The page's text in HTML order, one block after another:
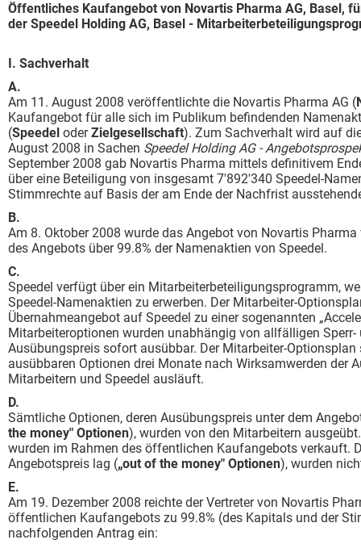
Öffentliches Kaufangebot von Novartis Pharma AG, Basel,
der Speedel Holding AG, Basel -
I. Sachverhalt
Am 11. August 2008 veröffentlichte die Novartis Pharma AG (
Kaufangebot für alle sich im Publikum befindenden
(Speedel oderZielgesellschaft). Zum Sachverhalt wird auf
August 2008 in Sachen Speedel Holding AG -
September 2008 gab Novartis Pharma mittels definitivem
über eine Beteiligung von insgesamt 7'892'340 Speedel-
Stimmrechte auf Basis der am Ende der Nachfrist
Am 8. Oktober 2008 wurde das Angebot von Novartis
des Angebots über 99.8% der Namenaktien von Speedel.
Speedel verfügt über ein Mitarbeiterbeteiligungsprogramm,
Speedel-Namenaktien zu erwerben. Der Mitarbeiter-
Übernahmeangebot auf Speedel zu einer sogenannten
Mitarbeiteroptionen wurden unabhängig von allfälligen
Ausübungspreis sofort ausübbar. Der Mitarbeiter-
ausübbaren Optionen drei Monate nach Wirksamwerden der
Mitarbeitern und Speedel ausläuft.
Sämtliche Optionen, deren Ausübungspreis unter dem
the money" Optionen), wurden von den Mitarbeitern
wurden im Rahmen des öffentlichen Kaufangebots verkauft.
Angebotspreis lag („out of the money" Optionen), wurden
Am 19. Dezember 2008 reichte der Vertreter von Novartis
öffentlichen Kaufangebots zu 99.8% (des Kapitals und der
nachfolgenden Antrag ein: